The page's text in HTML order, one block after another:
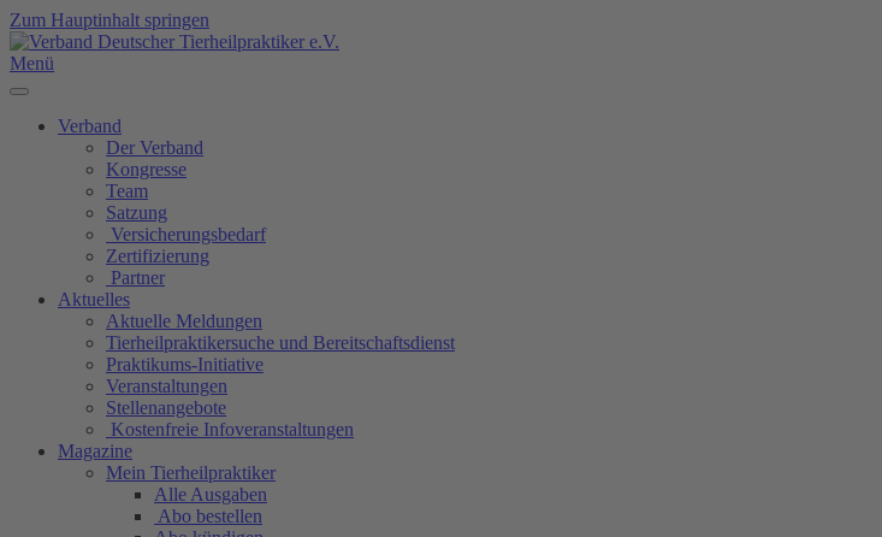
Zum Hauptinhalt springen
Menü
Verband
Der Verband
Kongresse
Team
Satzung
Versicherungsbedarf
Zertifizierung
Partner
Aktuelles
Aktuelle Meldungen
Tierheilpraktikersuche und Bereitschaftsdienst
Praktikums-Initiative
Veranstaltungen
Stellenangebote
Kostenfreie Infoveranstaltungen
Magazine
Mein Tierheilpraktiker
Alle Ausgaben
Abo bestellen